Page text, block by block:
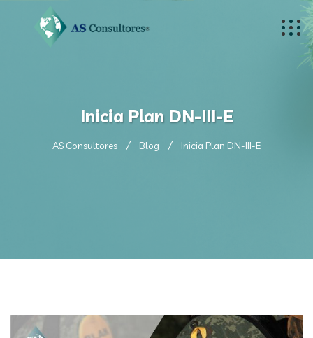
Inicia Plan DN-III-E
AS Consultores Blog Inicia Plan DN-III-E